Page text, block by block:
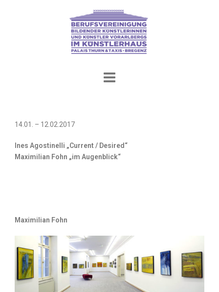
14.01. – 12.02.2017
Ines Agostinelli „Current / Desired“
Maximilian Fohn „im Augenblick“
Maximilian Fohn